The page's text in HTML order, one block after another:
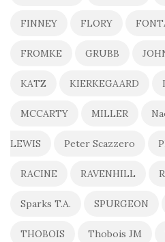
FINNEY FLORY
FROMKE GRUBB
KATZ KIERKEGAARD
MCCARTY MILLER
LEWIS Peter Scazzero
RACINE RAVENHILL
Sparks T.A. SPURGEON
THOBOIS Thobois JM